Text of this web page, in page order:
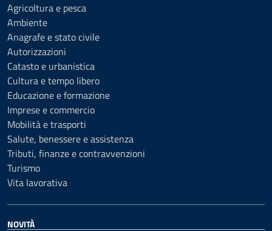
Agricoltura e pesca
Ambiente
Anagrafe e stato civile
Autorizzazioni
Catasto e urbanistica
Cultura e tempo libero
Educazione e formazione
Imprese e commercio
Mobilità e trasporti
Salute, benessere e assistenza
Tributi, finanze e contravvenzioni
Turismo
Vita lavorativa
NOVITÀ